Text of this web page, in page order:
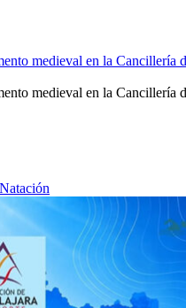
medieval en la Cancillería
medieval en la Cancillería